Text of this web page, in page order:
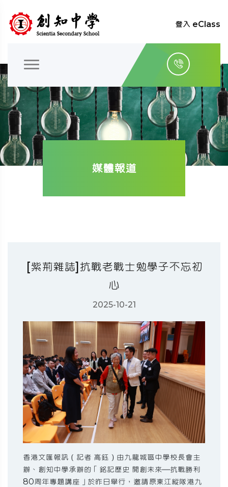
登入 eClass
媒體報道
[紫荊雜誌]抗戰老戰士勉學子不忘初
心
2025-10-21
香港文匯報訊（記者 高鈺）由九龍城區中學校長會主
辦、創知中學承辦的「銘記歷史 開創未來─抗戰勝利
80周年專題講座」於昨日舉行，邀請原東江縱隊港九